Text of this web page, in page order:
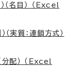
名目） （Excel
実質：連鎖方式）
配） （Excel